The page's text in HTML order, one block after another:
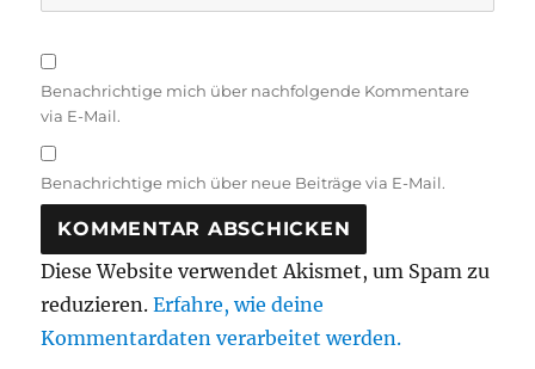
Benachrichtige mich über nachfolgende Kommentare
via E-Mail.
Benachrichtige mich über neue Beiträge via E-Mail.
Diese Website verwendet Akismet, um Spam zu
reduzieren.Erfahre, wie deine
Kommentardaten verarbeitet werden.